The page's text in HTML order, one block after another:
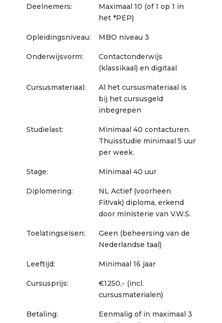
Deelnemers:
Maximaal 10 (of 1 op 1 in
het *PEP)
Opleidingsniveau: MBO niveau 3
Onderwijsvorm:
Contactonderwijs
(klassikaal) en digitaal
Cursusmateriaal:
Al het cursusmateriaal is
bij het cursusgeld
inbegrepen
Studielast:
Minimaal 40 contacturen.
Thuisstudie minimaal 5 uur
per week.
Stage: Minimaal 40 uur
Diplomering:
NL Actief (voorheen
Fit!vak) diploma, erkend
door ministerie van V.W.S.
Toelatingseisen:
Geen (beheersing van de
Nederlandse taal)
Leeftijd: Minimaal 16 jaar
Cursusprijs:
€1250,- (incl.
cursusmaterialen)
Betaling:
Eenmalig of in maximaal 3